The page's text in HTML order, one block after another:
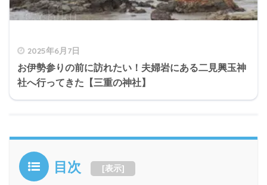
2025年6月7日
お伊勢参りの前に訪れたい！夫婦岩にある二見興玉神
社へ行ってきた【三重の神社】
目次 [表示]